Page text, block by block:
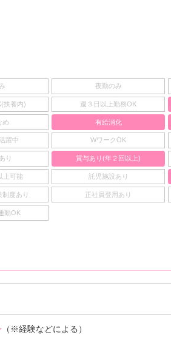
夜勤のみ
扶養内) 週３日以上勤務OK
め 有給消化
躍中 WワークOK
り 賞与あり(年２回以上)
上可能 託児施設あり
度あり 正社員登用あり
勤OK
（※経験などによる）